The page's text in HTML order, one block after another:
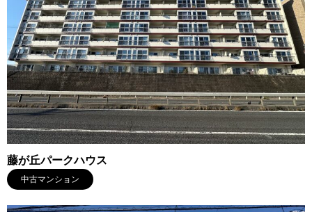
藤が丘パークハウス
中古マンション